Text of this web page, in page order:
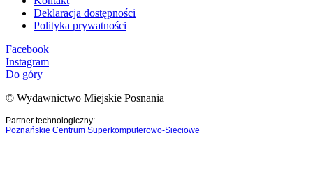
Deklaracja dostępności
Polityka prywatności
Facebook
Instagram
Do góry
© Wydawnictwo Miejskie Posnania
Partner technologiczny:
Poznańskie Centrum Superkomputerowo-Sieciowe